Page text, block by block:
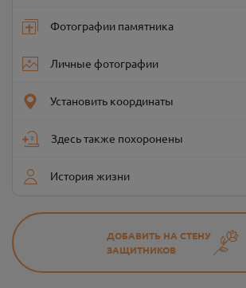
Фотографии памятника
Личные фотографии
Установить координаты
Здесь также похоронены
История жизни
ДОБАВИТЬ НА СТЕНУ
ЗАЩИТНИКОВ